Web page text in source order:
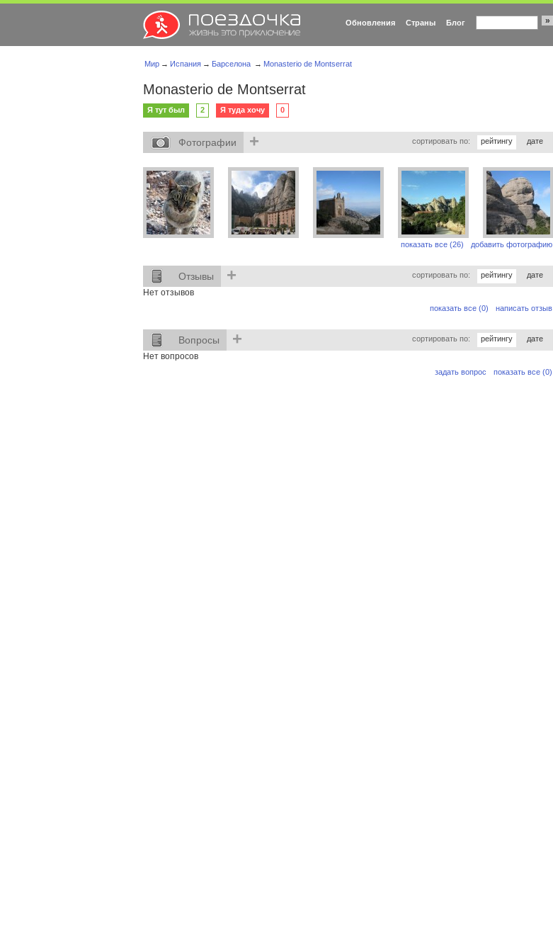
Обновления Страны Блог »
Мир → Испания → Барселона → Monasterio de Montserrat
Monasterio de Montserrat
Я тут был 2 Я туда хочу 0
Фотографии + сортировать по: рейтингу дате
добавить фотографию
показать все (26)
Отзывы + сортировать по: рейтингу дате
Нет отзывов
написать отзыв
показать все (0)
Вопросы + сортировать по: рейтингу дате
Нет вопросов
показать все (0)
задать вопрос